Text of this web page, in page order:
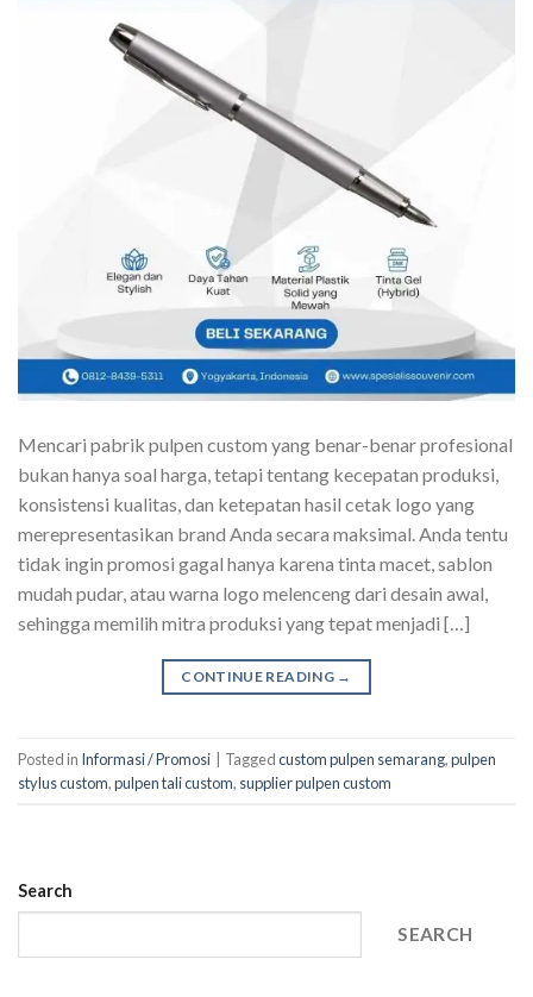
Mencari pabrik pulpen custom yang benar-benar profesional
bukan hanya soal harga, tetapi tentang kecepatan produksi,
konsistensi kualitas, dan ketepatan hasil cetak logo yang
merepresentasikan brand Anda secara maksimal. Anda tentu
tidak ingin promosi gagal hanya karena tinta macet, sablon
mudah pudar, atau warna logo melenceng dari desain awal,
sehingga memilih mitra produksi yang tepat menjadi […]
CONTINUE READING →
Posted in Informasi / Promosi Taggedcustom pulpen semarang,pulpen
stylus custom,pulpen tali custom, supplier pulpen custom
Search
SEARCH